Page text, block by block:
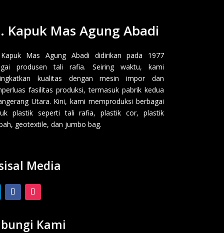
Kapuk Mas Agung Abadi
Mas Agung Abadi didirikan pada 1977
produsen tali rafia. Seiring waktu, kami
kualitas dengan mesin impor dan
fasilitas produksi, termasuk pabrik kedua
Utara. Kini, kami memproduksi berbagai
plastik seperti tali rafia, plastik cor, plastik
geotextile, dan jumbo bag.
Media
Kami